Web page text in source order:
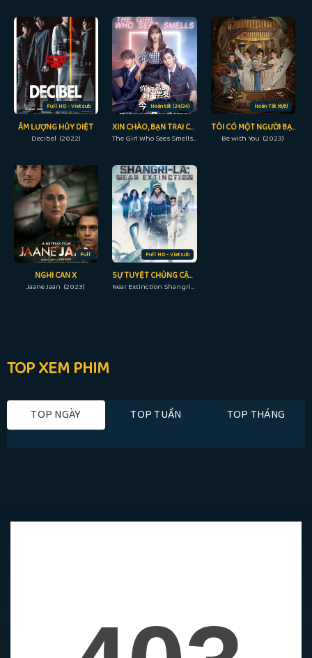
Full HD - Vietsub
ÂM LƯỢNG HỦY DIỆT
Decibel (2022)
Hoàn tất (24/24)
XIN CHÀO, BẠN TRAI CỦA TÔI
The Girl Who Sees Smells (2023)
Hoàn Tất (6/6)
TÔI CÓ MỘT NGƯỜI BẠN
Be with You (2023)
Full
NGHI CAN X
Jaane Jaan (2023)
Full HD - Vietsub
SỰ TUYỆT CHỦNG CẬN KỀ
Near Extinction Shangri-La (2018)
TOP XEM PHIM
TOP NGÀY TOP TUẦN TOP THÁNG